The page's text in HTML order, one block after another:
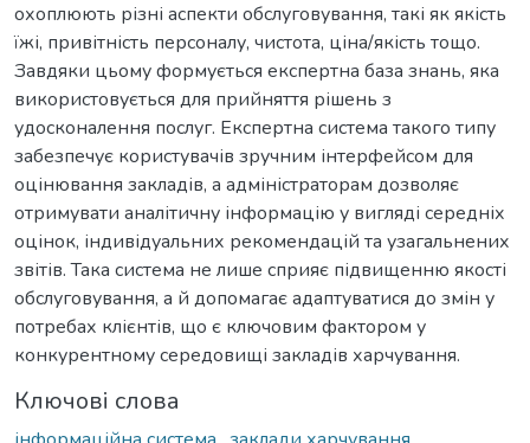
охоплюють різні аспекти обслуговування, такі як якість
їжі, привітність персоналу, чистота, ціна/якість тощо.
Завдяки цьому формується експертна база знань, яка
використовується для прийняття рішень з
удосконалення послуг. Експертна система такого типу
забезпечує користувачів зручним інтерфейсом для
оцінювання закладів, а адміністраторам дозволяє
отримувати аналітичну інформацію у вигляді середніх
оцінок, індивідуальних рекомендацій та узагальнених
звітів. Така система не лише сприяє підвищенню якості
обслуговування, а й допомагає адаптуватися до змін у
потребах клієнтів, що є ключовим фактором у
конкурентному середовищі закладів харчування.
Ключові слова